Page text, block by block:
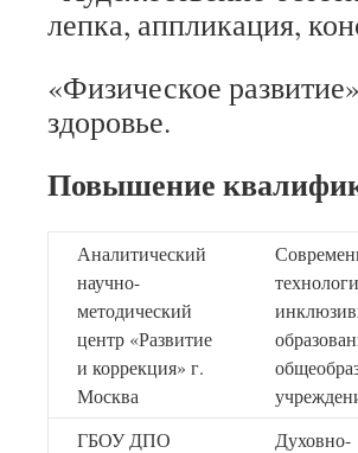
лепка, аппликация,
«Физическое
здоровье.
Повышение
Аналитический
научно-
методический
центр «Развитие
и коррекция» г.
Москва
ГБОУ ДПО
Духовно-